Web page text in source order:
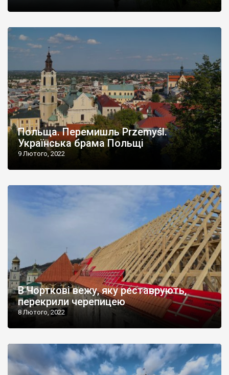
Польща. Перемишль Przemyśl.
Українська брама Польщі
9 Лютого, 2022
В Чорткові вежу, яку реставрують,
перекрили черепицею
8 Лютого, 2022